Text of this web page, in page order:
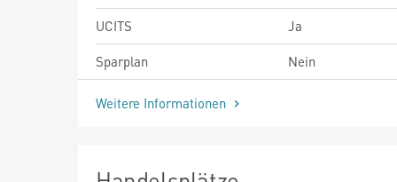
UCITS
Ja
Sparplan
Nein
Weitere Informationen